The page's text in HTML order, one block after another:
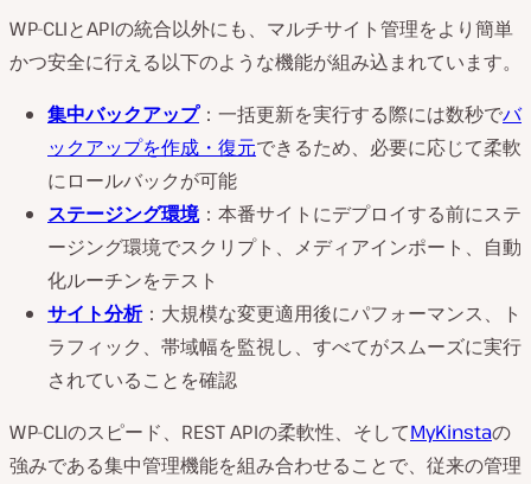
WP-CLIとAPIの統合以外にも、マルチサイト管理をより簡単
かつ安全に行える以下のような機能が組み込まれています。
集中バックアップ：一括更新を実行する際には数秒でバ
ックアップを作成・復元できるため、必要に応じて柔軟
にロールバックが可能
ステージング環境：本番サイトにデプロイする前にステ
ージング環境でスクリプト、メディアインポート、自動
化ルーチンをテスト
サイト分析：大規模な変更適用後にパフォーマンス、ト
ラフィック、帯域幅を監視し、すべてがスムーズに実行
されていることを確認
WP-CLIのスピード、REST APIの柔軟性、そしてMyKinstaの
強みである集中管理機能を組み合わせることで、従来の管理